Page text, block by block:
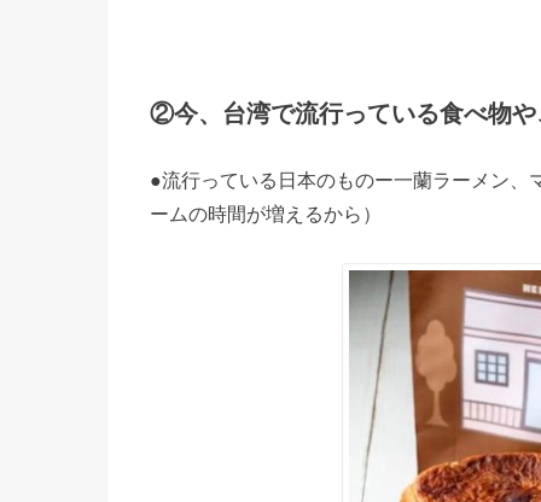
②今、台湾で流行っている食べ物
●流行っている日本のものー一蘭ラーメン
ームの時間が増えるから）